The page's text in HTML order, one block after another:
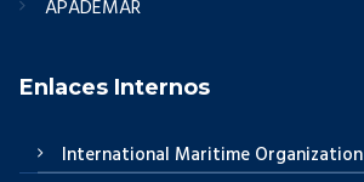
APADEMAR
Enlaces Internos
International Maritime Organization